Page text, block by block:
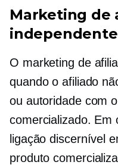
Marketing de
independente
O marketing de
quando o afiliado
ou autoridade com
comercializado. Em
ligação discernível
produto